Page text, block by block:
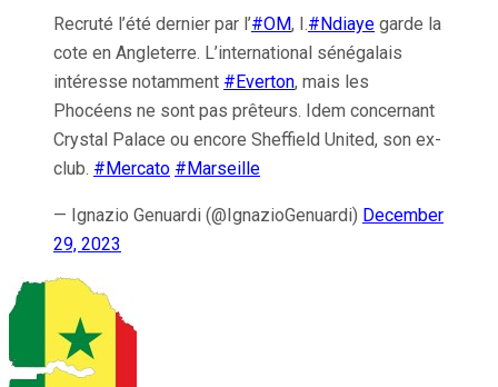
Recruté l’été dernier par l’#OM, I.#Ndiaye garde la
cote en Angleterre. L’international sénégalais
intéresse notamment #Everton, mais les
Phocéens ne sont pas prêteurs. Idem concernant
Crystal Palace ou encore Sheffield United, son ex-
club. #Mercato #Marseille
— Ignazio Genuardi (@IgnazioGenuardi) December
29, 2023